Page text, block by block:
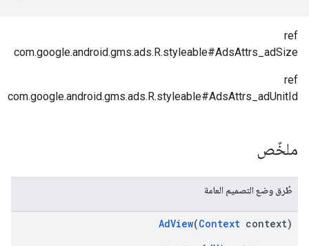
ref
com.google.android.gms.ads.R.styleable#AdsAttrs_adSize
ref
com.google.android.gms.ads.R.styleable#AdsAttrs_adUnitId
ملخّص
طُرق وضع التصميم العامة
AdView(Context context)